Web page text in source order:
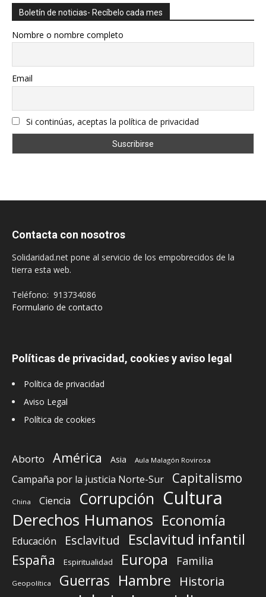
Boletín de noticias- Recíbelo cada mes
Nombre o nombre completo
Email
Si continúas, aceptas la política de privacidad
Contacta con nosotros
Solidaridad.net pone al servicio de los empobrecidos de la
tierra esta web.
Teléfono: 913734086
Formulario de contacto
Políticas de privacidad, cookies y aviso legal
Política de privacidad
Aviso Legal
Política de cookies
Aborto América Asia Aula Malagón Rovirosa
Campaña por la justicia Norte-Sur Capitalismo
China Ciencia Corrupción Cultura
Derechos Humanos Economía
Educación Esclavitud Esclavitud infantil
España Espiritualidad Europa Familia
Geopolítica Guerras Hambre Historia